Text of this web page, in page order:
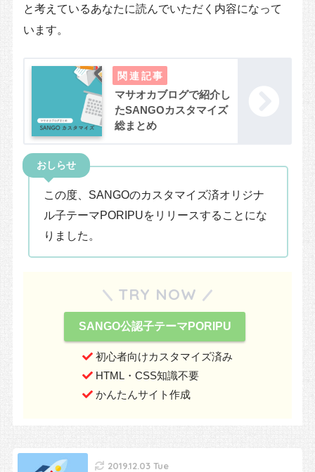
と考えているあなたに読んでいただく内容になって
います。
マサオカブログで紹介し
たSANGOカスタマイズ
総まとめ
おしらせ
この度、SANGOのカスタマイズ済オリジナ
ル子テーマPORIPUをリリースすることにな
りました。
TRY NOW
SANGO公認子テーマPORIPU
初心者向けカスタマイズ済み
HTML・CSS知識不要
かんたんサイト作成
2019.12.03 Tue